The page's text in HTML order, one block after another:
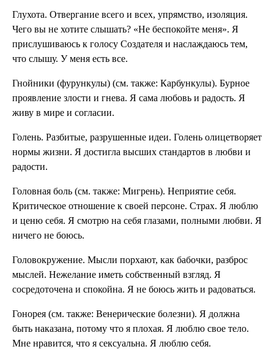
Глухота. Отвергание всего и всех, уп­рямство, изоляция.
Чего вы не хотите слышать? «Не бес­покойте меня». Я
прислушиваюсь к голосу Создателя и наслаждаюсь тем,
что слышу. У меня есть все.
Гнойники (фурунку­лы) (см. также: Кар­бункулы). Бурное
проявление злости и гнева. Я сама любовь и радость. Я
живу в мире и согласии.
Голень. Разбитые, разрушенные идеи. Голень олицетворяет
нормы жизни. Я достигла высших стандар­тов в любви и
радости.
Головная боль (см. также: Мигрень). Неприятие себя.
Критичес­кое отношение к своей персо­не. Страх. Я люблю
и ценю себя. Я смотрю на себя глазами, полными любви. Я
ничего не боюсь.
Головокружение. Мысли порхают, как бабоч­ки, разброс
мыслей. Нежела­ние иметь собственный взгляд. Я
сосредоточена и спокой­на. Я не боюсь жить и радо­ваться.
Гонорея (см. также: Венерические болез­ни). Я должна
быть наказана, по­тому что я плохая. Я люблю свое тело.
Мне нра­вится, что я сексуальна. Я лю­блю себя.